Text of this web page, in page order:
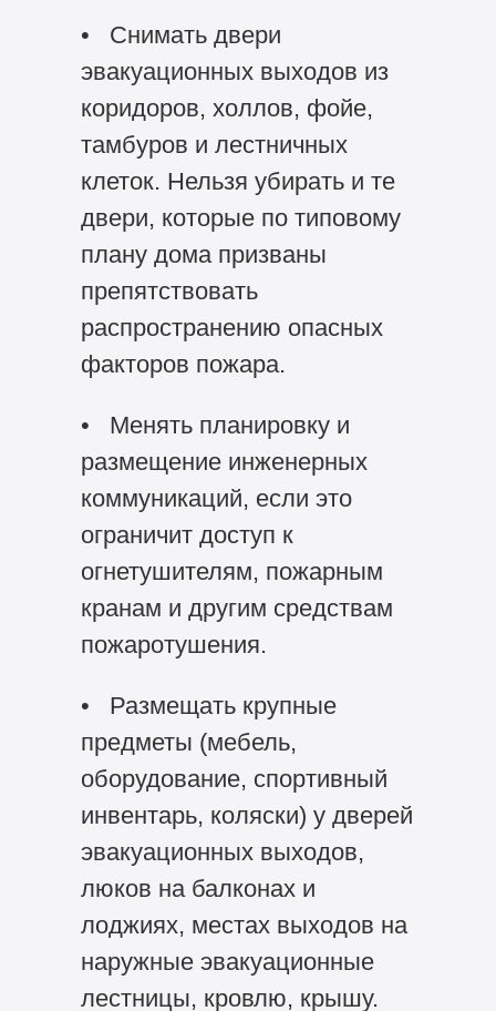
• Снимать двери
эвакуационных выходов из
коридоров, холлов, фойе,
тамбуров и лестничных
клеток. Нельзя убирать и те
двери, которые по типовому
плану дома призваны
препятствовать
распространению опасных
факторов пожара.
• Менять планировку и
размещение инженерных
коммуникаций, если это
ограничит доступ к
огнетушителям, пожарным
кранам и другим средствам
пожаротушения.
• Размещать крупные
предметы (мебель,
оборудование, спортивный
инвентарь, коляски) у дверей
эвакуационных выходов,
люков на балконах и
лоджиях, местах выходов на
наружные эвакуационные
лестницы, кровлю, крышу.